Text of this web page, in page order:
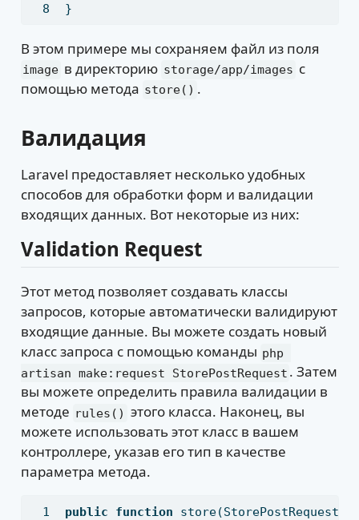
}
В этом примере мы сохраняем файл из поля
image в директорию storage/app/images с
помощью метода store() .
Валидация
Laravel предоставляет несколько удобных
способов для обработки форм и валидации
входящих данных. Вот некоторые из них:
Validation Request
Этот метод позволяет создавать классы
запросов, которые автоматически валидируют
входящие данные. Вы можете создать новый
класс запроса с помощью команды php
artisan make:request StorePostRequest . Затем
вы можете определить правила валидации в
методе rules() этого класса. Наконец, вы
можете использовать этот класс в вашем
контроллере, указав его тип в качестве
параметра метода.
public function store(StorePostRequest